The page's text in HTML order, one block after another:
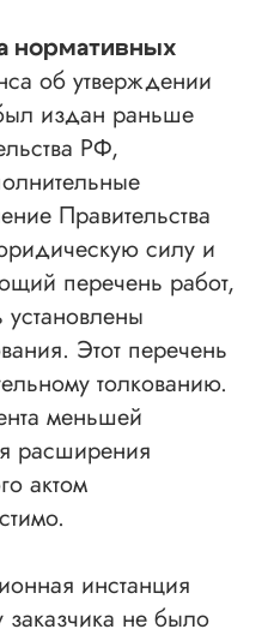
нормативных
об утверждении
издан раньше
РФ,
Правительства
силу и
перечень работ,
установлены
Этот перечень
толкованию.
меньшей
расширения
актом
инстанция
не было